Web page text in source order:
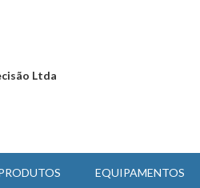
Ltda
EQUIPAMENTOS